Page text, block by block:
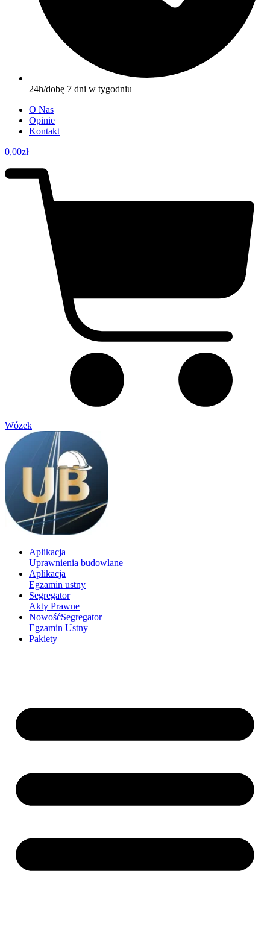
24h/dobę 7 dni w tygodniu
O Nas
Opinie
Kontakt
0,00zł
Wózek
Aplikacja
Uprawnienia budowlane
Aplikacja
Egzamin ustny
Segregator
Akty Prawne
NowośćSegregator
Egzamin Ustny
Pakiety